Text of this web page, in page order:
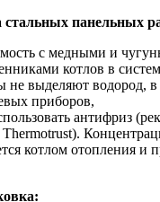
панельных
с медными и
котлов в
не выделяют водород,
приборов,
антифриз
котлом отопления и